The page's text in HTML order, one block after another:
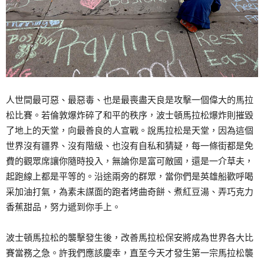
人世間最可惡、最惡毒、也是最喪盡天良是攻擊一個偉大的馬拉
松比賽。若倫敦爆炸碎了和平的秩序，波士頓馬拉松爆炸則摧毀
了地上的天堂，向最善良的人宣戰。說馬拉松是天堂，因為這個
世界沒有疆界、沒有階級、也沒有自私和猜疑，每一條街都是免
費的觀眾席讓你隨時投入，無論你是富可敵國，還是一介草夫，
起跑線上都是平等的。沿途兩旁的群眾，當你們是英雄船歡呼喝
采加油打氣，為素未謀面的跑者烤曲奇餅、煮紅豆湯、弄巧克力
香蕉甜品，努力遞到你手上。
波士頓馬拉松的襲擊發生後，改善馬拉松保安將成為世界各大比
賽當務之急。許我們應該慶幸，直至今天才發生第一宗馬拉松襲